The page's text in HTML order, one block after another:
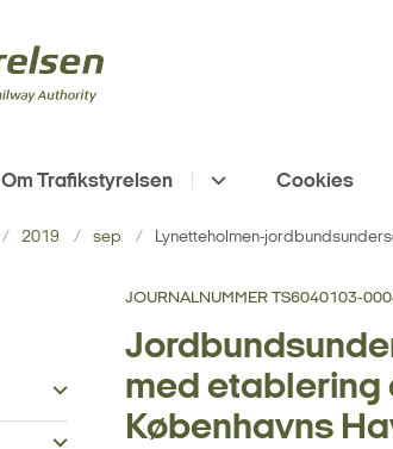
Om Trafikstyrelsen Cookies
2019 sep Lynetteholmen-
JOURNALNUMMER TS6040103-
med etablering
Københavns